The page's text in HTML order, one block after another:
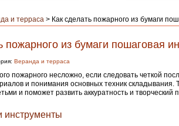
и терраса > Как сделать пожарного из бумаги
пожарного из бумаги пошаговая
Веранда и терраса
пожарного несложно, если следовать четкой
и понимания основных техник складывания.
и поможет развить аккуратность и творческий
инструменты